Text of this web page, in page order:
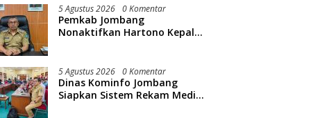
5 Agustus 2026 0 Komentar
Pemkab Jombang
Nonaktifkan Hartono Kepala
5 Agustus 2026 0 Komentar
Dinas Kominfo Jombang
Siapkan Sistem Rekam Medis